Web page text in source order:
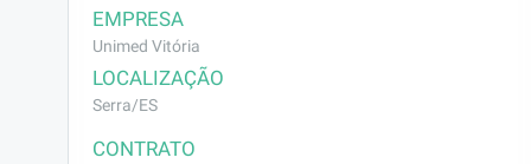
EMPRESA
Unimed Vitória
LOCALIZAÇÃO
Serra/ES
CONTRATO